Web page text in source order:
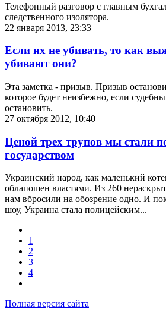
Телефонный разговор с главным
следственного изолятора.
22 января 2013, 23:33
Если их не убивать, то как
убивают они?
Эта заметка - призыв. Призыв
которое будет неизбежно, если
остановить.
27 октября 2012, 10:40
Ценой трех трупов мы стали
государством
Украинский народ, как маленький
облапошен властями. Из 260
нам вбросили на обозрение одно. И
шоу, Украина стала полицейским...
1
2
3
4
Полная версия сайта